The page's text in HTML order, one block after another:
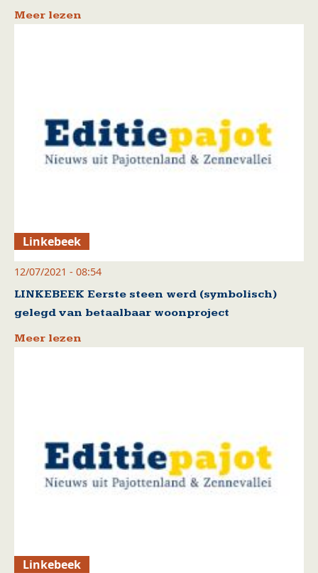
Meer lezen
Linkebeek
12/07/2021 - 08:54
LINKEBEEK Eerste steen werd (symbolisch)
gelegd van betaalbaar woonproject
Meer lezen
Linkebeek